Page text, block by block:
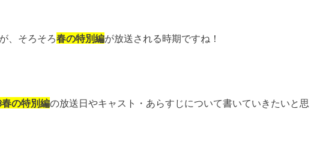
、そろそろ春の特別編が放送される時期ですね！
春の特別編の放送日やキャスト・あらすじについて書いていきたいと思